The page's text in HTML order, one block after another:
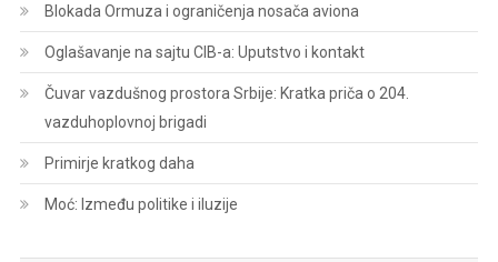
Blokada Ormuza i ograničenja nosača aviona
Oglašavanje na sajtu CIB-a: Uputstvo i kontakt
Čuvar vazdušnog prostora Srbije: Kratka priča o 204.
vazduhoplovnoj brigadi
Primirje kratkog daha
Moć: Između politike i iluzije